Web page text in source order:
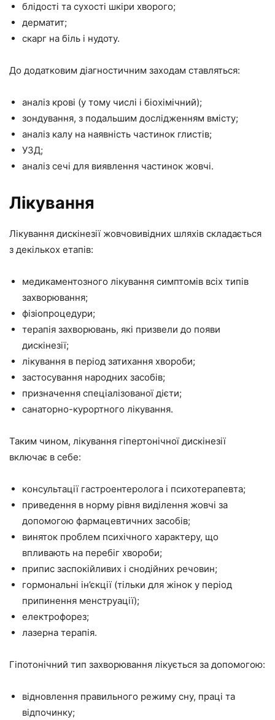
блідості та сухості шкіри хворого;
дерматит;
скарг на біль і нудоту.
До додатковим діагностичним заходам ставляться:
аналіз крові (у тому числі і біохімічний);
зондування, з подальшим дослідженням вмісту;
аналіз калу на наявність частинок глистів;
УЗД;
аналіз сечі для виявлення частинок жовчі.
Лікування
Лікування дискінезії жовчовивідних шляхів складається
з декількох етапів:
медикаментозного лікування симптомів всіх типів
захворювання;
фізіопроцедури;
терапія захворювань, які призвели до появи
дискінезії;
лікування в період затихання хвороби;
застосування народних засобів;
призначення спеціалізованої дієти;
санаторно-курортного лікування.
Таким чином, лікування гіпертонічної дискінезії
включає в себе:
консультації гастроентеролога і психотерапевта;
приведення в норму рівня виділення жовчі за
допомогою фармацевтичних засобів;
виняток проблем психічного характеру, що
впливають на перебіг хвороби;
припис заспокійливих і снодійних речовин;
гормональні ін’єкції (тільки для жінок у період
припинення менструації);
електрофорез;
лазерна терапія.
Гіпотонічний тип захворювання лікується за допомогою:
відновлення правильного режиму сну, праці та
відпочинку;